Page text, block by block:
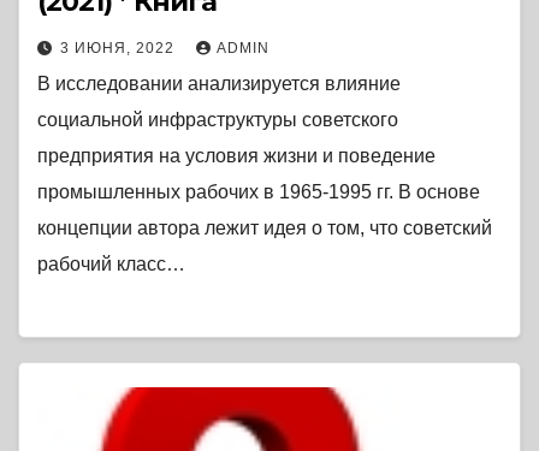
3 ИЮНЯ, 2022 ADMIN
В исследовании анализируется влияние
социальной инфраструктуры советского
предприятия на условия жизни и поведение
промышленных рабочих в 1965-1995 гг. В основе
концепции автора лежит идея о том, что советский
рабочий класс…